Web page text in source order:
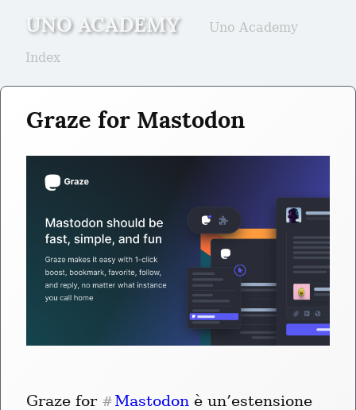
UNO ACADEMY
Uno Academy
Index
Graze for Mastodon
Graze for # Mastodon è un’estensione